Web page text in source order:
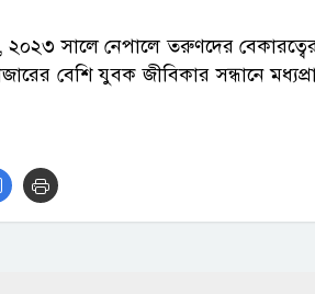
২০২৩ সালে নেপালে তরুণদের
বেশি যুবক জীবিকার সন্ধানে